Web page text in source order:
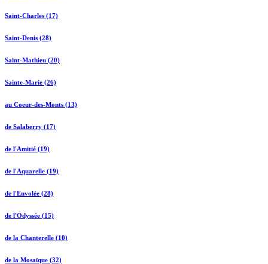
Saint-Charles (17)
Saint-Denis (28)
Saint-Mathieu (20)
Sainte-Marie (26)
au Coeur-des-Monts (13)
de Salaberry (17)
de l'Amitié (19)
de l'Aquarelle (19)
de l'Envolée (28)
de l'Odyssée (15)
de la Chanterelle (10)
de la Mosaïque (32)